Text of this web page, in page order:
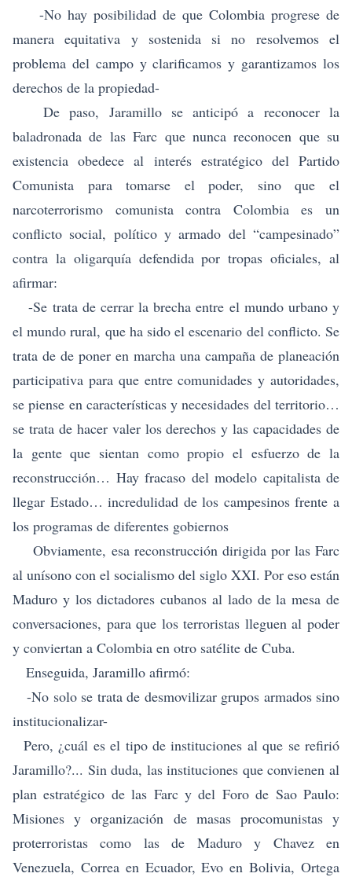
-No hay posibilidad de que Colombia progrese de
manera equitativa y sostenida si no resolvemos el
problema del campo y clarificamos y garantizamos los
derechos de la propiedad-
De paso, Jaramillo se anticipó a reconocer la
baladronada de las Farc que nunca reconocen que su
existencia obedece al interés estratégico del Partido
Comunista para tomarse el poder, sino que el
narcoterrorismo comunista contra Colombia es un
conflicto social, político y armado del “campesinado”
contra la oligarquía defendida por tropas oficiales, al
afirmar:
-Se trata de cerrar la brecha entre el mundo urbano y
el mundo rural, que ha sido el escenario del conflicto. Se
trata de de poner en marcha una campaña de planeación
participativa para que entre comunidades y autoridades,
se piense en características y necesidades del territorio…
se trata de hacer valer los derechos y las capacidades de
la gente que sientan como propio el esfuerzo de la
reconstrucción… Hay fracaso del modelo capitalista de
llegar Estado… incredulidad de los campesinos frente a
los programas de diferentes gobiernos­
Obviamente, esa reconstrucción dirigida por las Farc
al unísono con el socialismo del siglo XXI. Por eso están
Maduro y los dictadores cubanos al lado de la mesa de
conversaciones, para que los terroristas lleguen al poder
y conviertan a Colombia en otro satélite de Cuba.
Enseguida, Jaramillo afirmó:
-No solo se trata de desmovilizar grupos armados sino
institucionalizar-
Pero, ¿cuál es el tipo de instituciones al que se refirió
Jaramillo?... Sin duda, las instituciones que convienen al
plan estratégico de las Farc y del Foro de Sao Paulo:
Misiones y organización de masas procomunistas y
proterroristas como las de Maduro y Chavez en
Venezuela, Correa en Ecuador, Evo en Bolivia, Ortega